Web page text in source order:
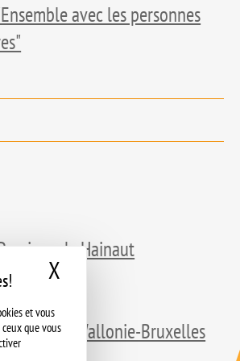
et vous
que vous
X
avec les personnes
de Hainaut
Wallonie-Bruxelles